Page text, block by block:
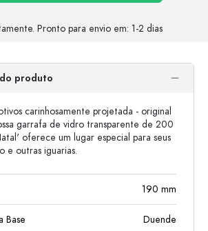
Pronto para envio em: 1-2 dias
produto
carinhosamente projetada - original
garrafa de vidro transparente de 200
oferece um lugar especial para seus
e outras iguarias.
190 mm
Base Duende